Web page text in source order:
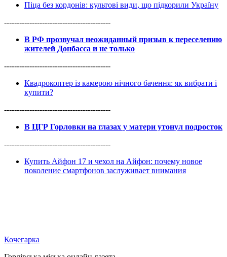
Піца без кордонів: культові види, що підкорили Україну
------------------------------------------
В РФ прозвучал неожиданный призыв к переселению
жителей Донбасса и не только
------------------------------------------
Квадрокоптер із камерою нічного бачення: як вибрати і
купити?
------------------------------------------
В ЦГР Горловки на глазах у матери утонул подросток
------------------------------------------
Купить Айфон 17 и чехол на Айфон: почему новое
поколение смартфонов заслуживает внимания
Кочегарка